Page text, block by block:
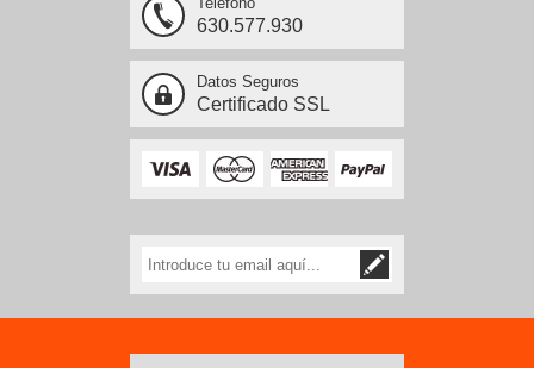
630.577.930
Datos Seguros
Certificado SSL